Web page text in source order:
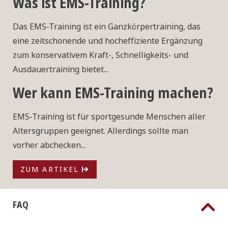
Das EMS-Training ist ein Ganzkörpertraining, das
eine zeitschonende und hocheffiziente Ergänzung
zum konservativem Kraft-, Schnelligkeits- und
Ausdauertraining bietet...
Wer kann EMS-Training machen?
EMS-Training ist für sportgesunde Menschen aller
Altersgruppen geeignet. Allerdings sollte man
vorher abchecken...
ZUM ARTIKEL
FAQ